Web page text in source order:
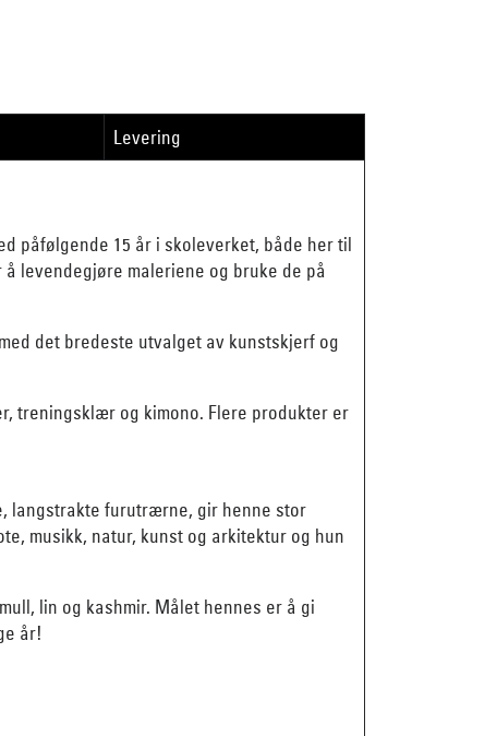
Levering
påfølgende 15 år i skoleverket, både her til
levendegjøre maleriene og bruke de på
det bredeste utvalget av kunstskjerf og
treningsklær og kimono. Flere produkter er
langstrakte furutrærne, gir henne stor
musikk, natur, kunst og arkitektur og hun
lin og kashmir. Målet hennes er å gi
år!